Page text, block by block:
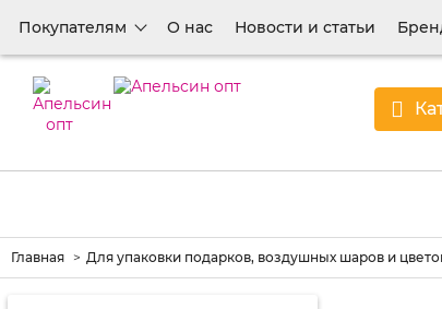
Покупателям О нас Новости и статьи
Главная Для упаковки подарков, воздушных шаров и